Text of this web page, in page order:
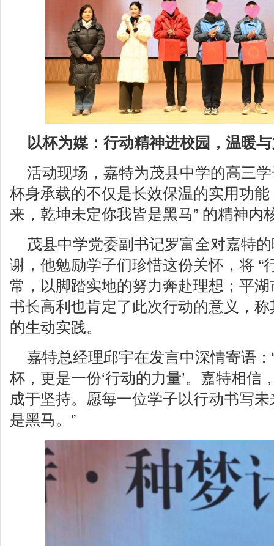
以杯为媒：行动精神进校园，温暖
活动现场，嘉特为茂县中学的高三
杯身承载的不仅是长效保温的实用功能
来，乾坤未定你我皆是黑马” 的精神内
茂县中学党委副书记罗富全对嘉特
谢，他勉励学子们珍惜这份关怀，将 “
常，以脚踏实地的努力奔赴理想；平
书长高利也肯定了此次行动的意义，
的生动实践。
嘉特总经理邱宇在发言中深情寄语
杯，更是一份‘行动的力量’。嘉特相信
成于坚持。愿每一位学子以行动书写
是黑马。”